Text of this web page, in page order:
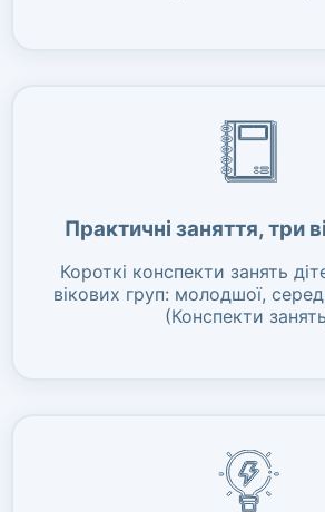
Практичні заняття, три
Короткі конспекти занять
вікових груп: молодшої,
(Конспекти